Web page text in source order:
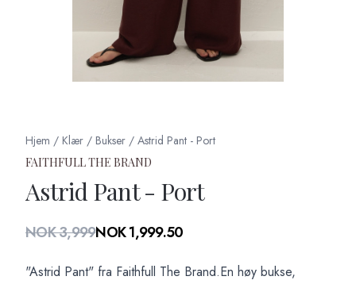
Hjem / Klær / Bukser / Astrid Pant - Port
FAITHFULL THE BRAND
Astrid Pant - Port
Produktdetaljer
NOK 3,999NOK 1,999.50
Description
"Astrid Pant" fra Faithfull The Brand.En høy bukse,